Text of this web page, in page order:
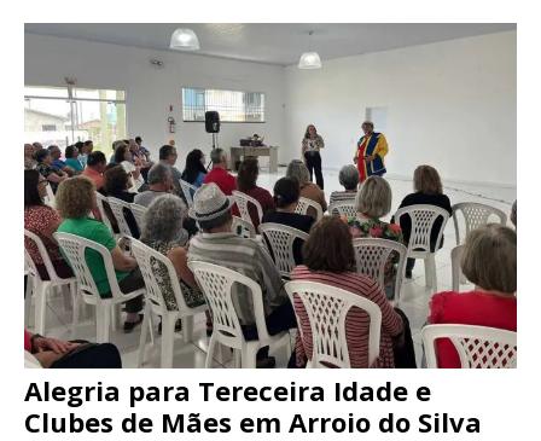
Alegria para Tereceira Idade e
Clubes de Mães em Arroio do Silva